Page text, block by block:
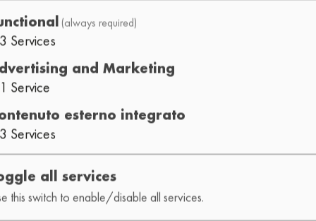
immagini, grafica, poster, loghi, informazioni sul
vietata qualsiasi riproduzione, distribuzione,
Fi Festival.
informazioni relative agli artisti in programma,
fornite dagli artisti stessi o disponibili al
di contatto (nome, indirizzo e-mail, messaggio).
condivisi con terzi. In conformità con la
(always required)
3 Services
and Marketing
1 Service
esterno integrato
3 Services
all services
this switch to enable/disable all services.